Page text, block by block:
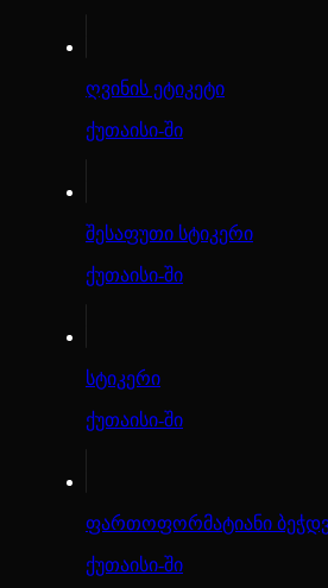
ღვინის ეტიკეტი
ქუთაისი-ში
შესაფუთი სტიკერი
ქუთაისი-ში
სტიკერი
ქუთაისი-ში
ფართოფორმატიანი
ქუთაისი-ში